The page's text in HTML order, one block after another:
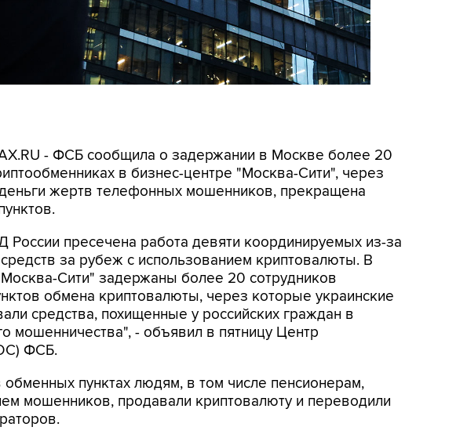
- ФСБ сообщила о задержании в Москве более 20
в бизнес-центре "Москва-Сити", через
жертв телефонных мошенников, прекращена
пресечена работа девяти координируемых из-за
за рубеж с использованием криптовалюты. В
Сити" задержаны более 20 сотрудников
обмена криптовалюты, через которые украинские
средства, похищенные у российских граждан в
мошенничества", - объявил в пятницу Центр
ФСБ.
пунктах людям, в том числе пенсионерам,
мошенников, продавали криптовалюту и переводили